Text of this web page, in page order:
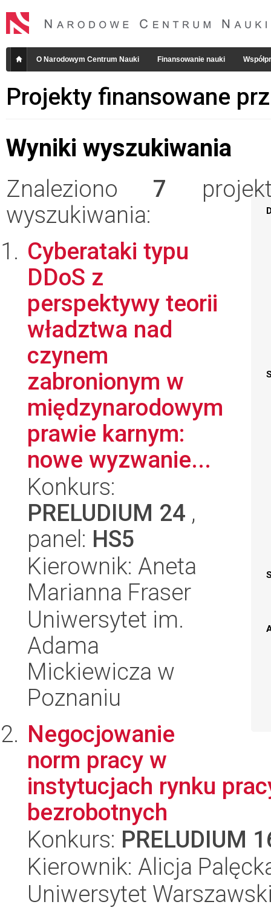
O Narodowym Centrum Nauki Finansowanie nauki
Projekty finansowane
Wyniki wyszukiwania
Znaleziono 7
wyszukiwania:
Cyberataki typu
DDoS z
perspektywy teorii
władztwa nad
czynem
zabronionym w
międzynarodowym
prawie karnym:
nowe wyzwanie...
Konkurs:
PRELUDIUM 24 ,
panel: HS5
Kierownik: Aneta
Marianna Fraser
Uniwersytet im.
Adama
Mickiewicza w
Poznaniu
Negocjowanie
norm pracy w
instytucjach rynku
bezrobotnych
Konkurs: PRELUDIUM
Kierownik: Alicja
Uniwersytet